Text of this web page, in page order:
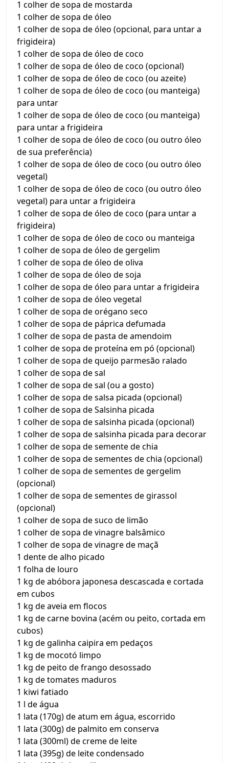
1 colher de sopa de mostarda
1 colher de sopa de óleo
1 colher de sopa de óleo (opcional, para untar a
frigideira)
1 colher de sopa de óleo de coco
1 colher de sopa de óleo de coco (opcional)
1 colher de sopa de óleo de coco (ou azeite)
1 colher de sopa de óleo de coco (ou manteiga)
para untar
1 colher de sopa de óleo de coco (ou manteiga)
para untar a frigideira
1 colher de sopa de óleo de coco (ou outro óleo
de sua preferência)
1 colher de sopa de óleo de coco (ou outro óleo
vegetal)
1 colher de sopa de óleo de coco (ou outro óleo
vegetal) para untar a frigideira
1 colher de sopa de óleo de coco (para untar a
frigideira)
1 colher de sopa de óleo de coco ou manteiga
1 colher de sopa de óleo de gergelim
1 colher de sopa de óleo de oliva
1 colher de sopa de óleo de soja
1 colher de sopa de óleo para untar a frigideira
1 colher de sopa de óleo vegetal
1 colher de sopa de orégano seco
1 colher de sopa de páprica defumada
1 colher de sopa de pasta de amendoim
1 colher de sopa de proteína em pó (opcional)
1 colher de sopa de queijo parmesão ralado
1 colher de sopa de sal
1 colher de sopa de sal (ou a gosto)
1 colher de sopa de salsa picada (opcional)
1 colher de sopa de Salsinha picada
1 colher de sopa de salsinha picada (opcional)
1 colher de sopa de salsinha picada para decorar
1 colher de sopa de semente de chia
1 colher de sopa de sementes de chia (opcional)
1 colher de sopa de sementes de gergelim
(opcional)
1 colher de sopa de sementes de girassol
(opcional)
1 colher de sopa de suco de limão
1 colher de sopa de vinagre balsâmico
1 colher de sopa de vinagre de maçã
1 dente de alho picado
1 folha de louro
1 kg de abóbora japonesa descascada e cortada
em cubos
1 kg de aveia em flocos
1 kg de carne bovina (acém ou peito, cortada em
cubos)
1 kg de galinha caipira em pedaços
1 kg de mocotó limpo
1 kg de peito de frango desossado
1 kg de tomates maduros
1 kiwi fatiado
1 l de água
1 lata (170g) de atum em água, escorrido
1 lata (300g) de palmito em conserva
1 lata (300ml) de creme de leite
1 lata (395g) de leite condensado